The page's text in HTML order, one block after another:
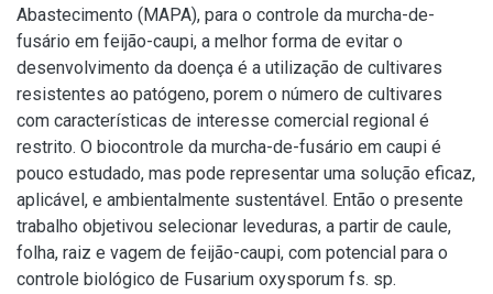
Abastecimento (MAPA), para o controle da murcha-de-
fusário em feijão-caupi, a melhor forma de evitar o
desenvolvimento da doença é a utilização de cultivares
resistentes ao patógeno, porem o número de cultivares
com características de interesse comercial regional é
restrito. O biocontrole da murcha-de-fusário em caupi é
pouco estudado, mas pode representar uma solução eficaz,
aplicável, e ambientalmente sustentável. Então o presente
trabalho objetivou selecionar leveduras, a partir de caule,
folha, raiz e vagem de feijão-caupi, com potencial para o
controle biológico de Fusarium oxysporum fs. sp.